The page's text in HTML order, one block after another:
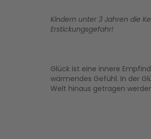
Kindern unter 3 Jahren die
Erstickungsgefahr!
Glück ist eine innere
wärmendes Gefühl. In der
Welt hinaus getragen